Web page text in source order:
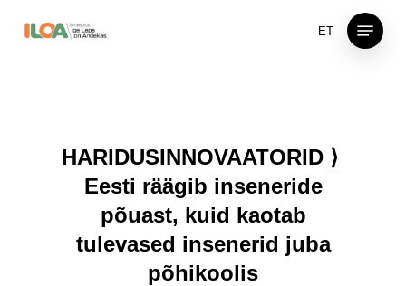
ET
Menu
HARIDUSINNOVAATORID ⟩
Eesti räägib inseneride
põuast, kuid kaotab
tulevased insenerid juba
põhikoolis